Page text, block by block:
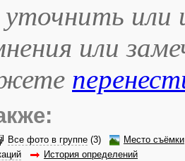
или
или
Все фото в группе (3)
Место съёмки
История определений